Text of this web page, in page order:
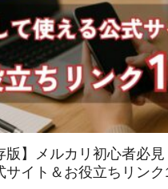
版】メルカリ初心者必
サイト＆お役立ちリンク